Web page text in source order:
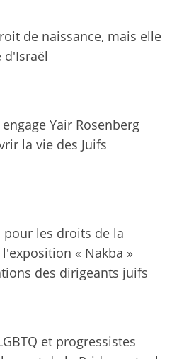
de naissance, mais elle
d'Israël
Yair Rosenberg
la vie des Juifs
pour les droits de la
« Nakba »
des dirigeants juifs
et progressistes